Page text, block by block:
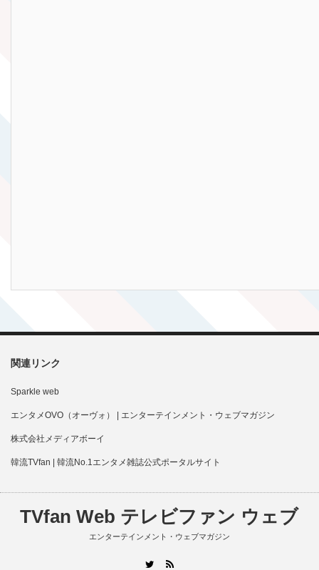
関連リンク
Sparkle web
エンタメOVO（オーヴォ） | エンターテインメント・ウェブマガジン
株式会社メディアボーイ
韓流TVfan | 韓流No.1エンタメ雑誌公式ポータルサイト
TVfan Web テレビファン ウェブ
エンターテインメント・ウェブマガジン
Twitter